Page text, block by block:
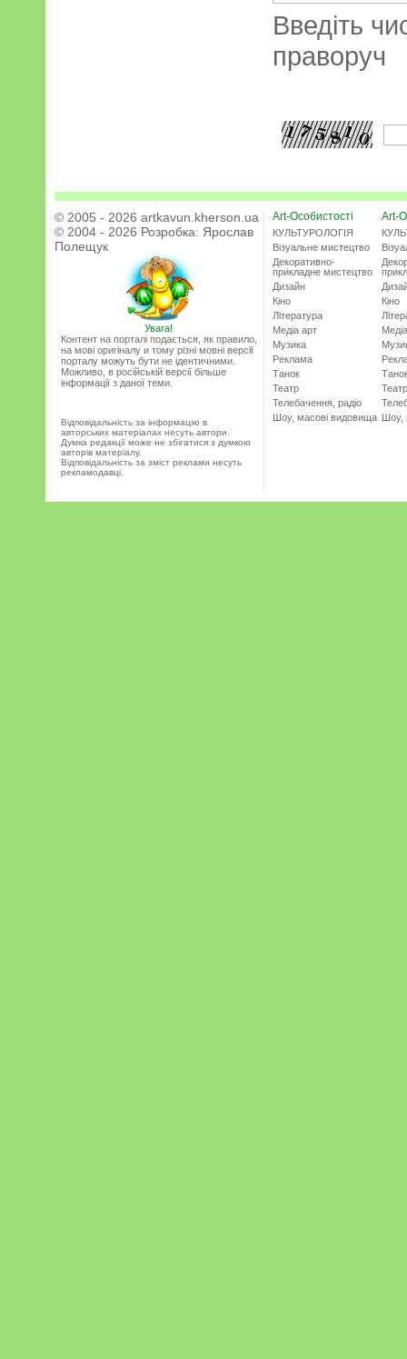
Введіть
праворуч
© 2005 - 2026 artkavun.kherson.ua
© 2004 - 2026 Розробка: Ярослав
Полещук
Увага!
Контент на порталі подається, як правило,
на мові оригіналу и тому різні мовні версії
порталу можуть бути не ідентичними.
Можливо, в російській версії більше
інформації з даної теми.
Відповідальність за інформацію в
авторських матеріалах несуть автори.
Думка редакції може не збігатися з думкою
авторів матеріалу.
Відповідальність за зміст реклами несуть
рекламодавці.
Art-Особистості
КУЛЬТУРОЛОГІЯ
Візуальне мистецтво
Декоративно-
прикладне мистецтво
Дизайн
Кіно
Література
Медіа арт
Музика
Реклама
Танок
Театр
Телебачення, радіо
Шоу, масові видовища
Art-
Кіно
Театр
Шоу,